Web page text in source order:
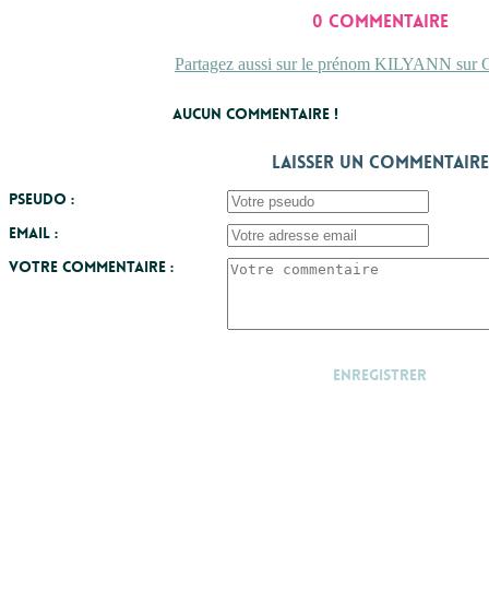
0 commentaire
Partagez aussi sur le prénom KILYANN sur
Aucun commentaire !
Laisser un commentaire
Pseudo :
Email :
Votre commentaire :
Enregistrer